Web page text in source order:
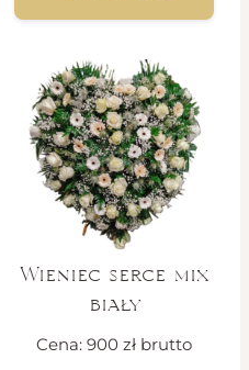
Wieniec serce mix
biały
Cena: 900 zł brutto